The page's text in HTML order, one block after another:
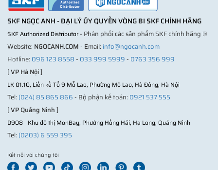
SKF NGỌC ANH - ĐẠI LÝ ỦY QUYỀN VÒNG BI SKF CHÍNH HÃNG
SKF Authorized Distributor- Phân phối các sản phẩm SKF chính hãng ®
Website: NGOCANH.COM- Email: info@ngocanh.com
Hotline: 096 123 8558- 033 999 5999- 0763 356 999
[VP Hà Nội]
LK 01.10, Liền kề Tổ 9 Mỗ Lao, Phường Mộ Lao, Hà Đông, Hà Nội
Tel: (024) 85 865 866- Bộ phận kế toán: 0921 537 555
[VP Quảng Ninh]
D908 - Khu đô thị MonBay, Phường Hồng Hải, Hạ Long, Quảng Ninh
Tel: (0203) 6 559 395
Kết nối với chúng tôi